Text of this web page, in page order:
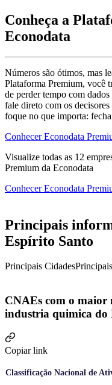
Conheça a
Econodata
Números são ótimos, mas
Plataforma Premium, você
de perder tempo com
fale direto com os
foque no que importa:
Conhecer Econodata
Visualize todas as 12
Premium da Econodata
Conhecer Econodata
Principais
Espírito Santo
Principais Cidades
CNAEs com o maior
industria quimica do
Copiar link
Classificação Nacional de